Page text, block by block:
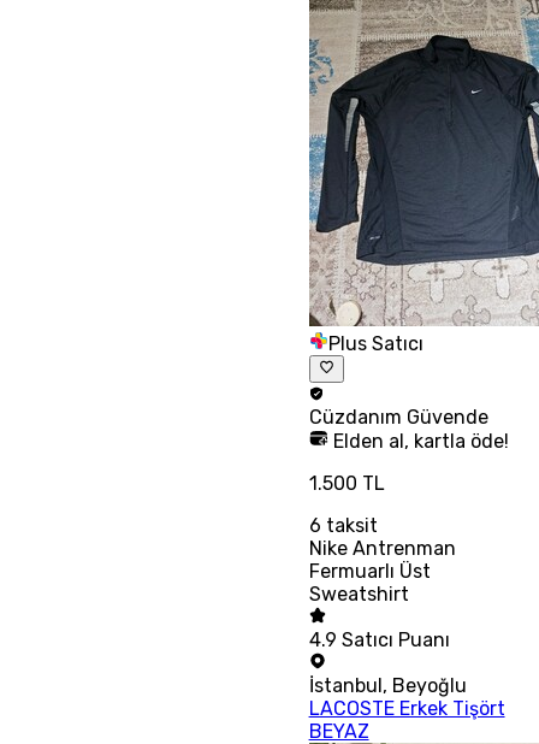
Plus Satıcı
Cüzdanım Güvende
Elden al, kartla öde!
1.500 TL
6 taksit
Nike Antrenman
Fermuarlı Üst
Sweatshirt
4.9 Satıcı Puanı
İstanbul, Beyoğlu
LACOSTE Erkek Tişört
BEYAZ